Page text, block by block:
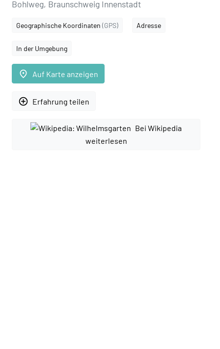
Bohlweg, Braunschweig Innenstadt
Geographische Koordinaten (GPS) Adresse
In der Umgebung
place Auf Karte anzeigen
add_circle_outline Erfahrung teilen
Bei Wikipedia
weiterlesen